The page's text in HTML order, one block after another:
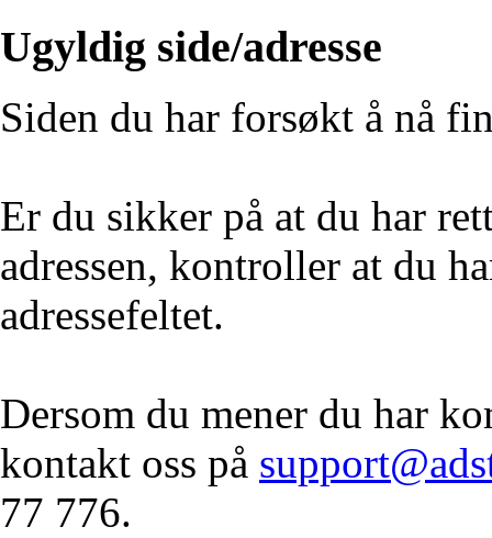
Ugyldig side/adresse
Siden du har forsøkt å nå
Er du sikker på at du har
adressen, kontroller at du
adressefeltet.
Dersom du mener du har
kontakt oss på
77 776.